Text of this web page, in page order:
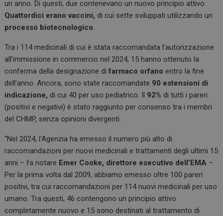
un anno. Di questi, due contenevano un nuovo principio attivo.
Quattordici erano vaccini, di cui sette sviluppati utilizzando un
processo biotecnologico.
Tra i 114 medicinali di cui è stata raccomandata l’autorizzazione
all’immissione in commercio nel 2024, 15 hanno ottenuto la
conferma della designazione difarmaco orfano entro la fine
dell’anno. Ancora, sono state raccomandate 90 estensioni di
indicazione, di cui 40 per uso pediatrico. Il 92% di tutti i pareri
(positivi e negativi) è stato raggiunto per consenso tra i membri
del CHMP, senza opinioni divergenti.
“Nel 2024, l’Agenzia ha emesso il numero più alto di
raccomandazioni per nuovi medicinali e trattamenti degli ultimi 15
anni – fa notare Emer Cooke, direttore esecutivo dell’EMA –
Per la prima volta dal 2009, abbiamo emesso oltre 100 pareri
positivi, tra cui raccomandazioni per 114 nuovi medicinali per uso
umano. Tra questi, 46 contengono un principio attivo
completamente nuovo e 15 sono destinati al trattamento di